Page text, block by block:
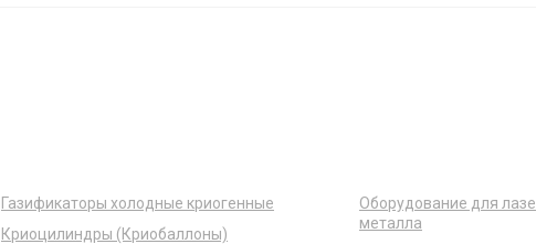
Газификаторы холодные криогенные
Криоцилиндры (Криобаллоны)
Оборудование для
металла